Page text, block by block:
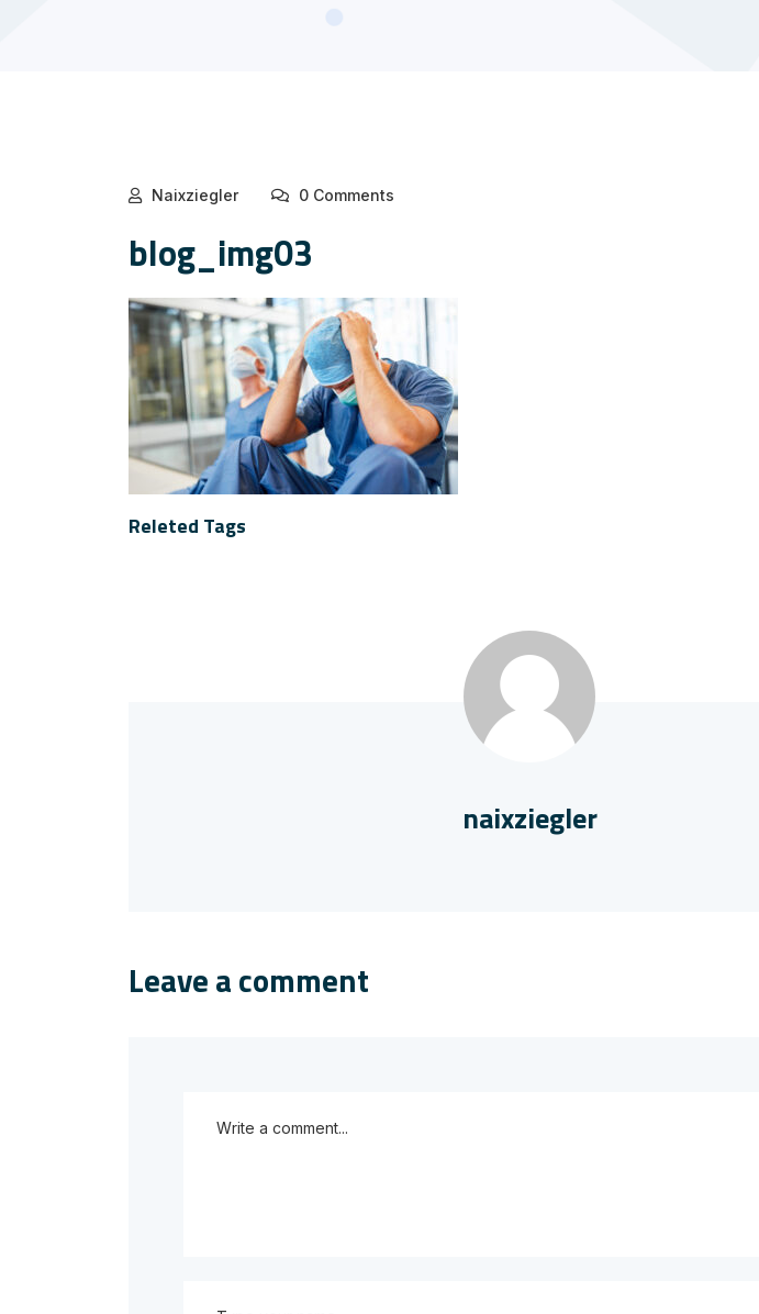
Naixziegler 0 Comments
blog_img03
Releted Tags
naixziegler
Leave a comment